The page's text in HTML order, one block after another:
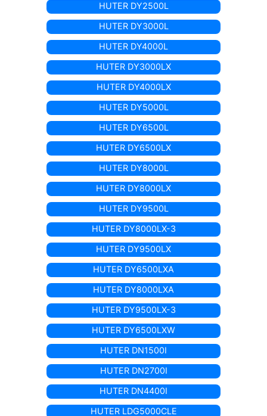
HUTER DY2500L
HUTER DY3000L
HUTER DY4000L
HUTER DY3000LX
HUTER DY4000LX
HUTER DY5000L
HUTER DY6500L
HUTER DY6500LX
HUTER DY8000L
HUTER DY8000LX
HUTER DY9500L
HUTER DY8000LX-3
HUTER DY9500LX
HUTER DY6500LXA
HUTER DY8000LXA
HUTER DY9500LX-3
HUTER DY6500LXW
HUTER DN1500I
HUTER DN2700I
HUTER DN4400I
HUTER LDG5000CLE